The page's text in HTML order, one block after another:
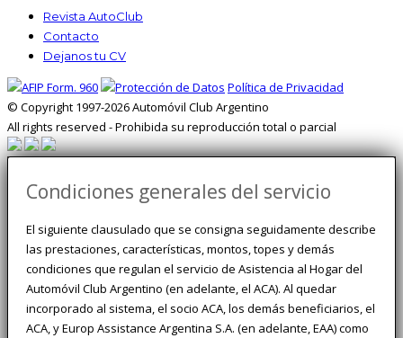
Revista AutoClub
Contacto
Dejanos tu CV
Política de Privacidad
© Copyright 1997-2026 Automóvil Club Argentino
All rights reserved - Prohibida su reproducción total o parcial
Condiciones generales del servicio
El siguiente clausulado que se consigna seguidamente describe
las prestaciones, características, montos, topes y demás
condiciones que regulan el servicio de Asistencia al Hogar del
Automóvil Club Argentino (en adelante, el ACA). Al quedar
incorporado al sistema, el socio ACA, los demás beneficiarios, el
ACA, y Europ Assistance Argentina S.A. (en adelante, EAA) como